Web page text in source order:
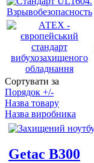
Сортувати за
Порядок +/-
Назва товару
Назва виробника
Getac B300